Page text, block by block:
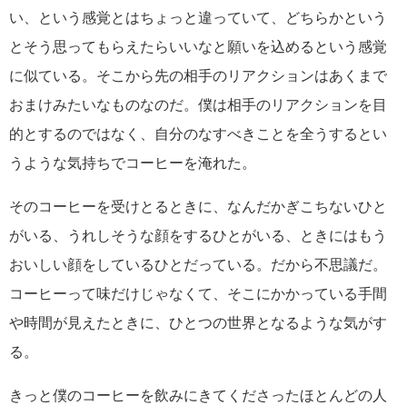
い、という感覚とはちょっと違っていて、どちらかという
とそう思ってもらえたらいいなと願いを込めるという感覚
に似ている。そこから先の相手のリアクションはあくまで
おまけみたいなものなのだ。僕は相手のリアクションを目
的とするのではなく、自分のなすべきことを全うするとい
うような気持ちでコーヒーを淹れた。
そのコーヒーを受けとるときに、なんだかぎこちないひと
がいる、うれしそうな顔をするひとがいる、ときにはもう
おいしい顔をしているひとだっている。だから不思議だ。
コーヒーって味だけじゃなくて、そこにかかっている手間
や時間が見えたときに、ひとつの世界となるような気がす
る。
きっと僕のコーヒーを飲みにきてくださったほとんどの人